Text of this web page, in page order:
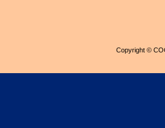
Copyright ©